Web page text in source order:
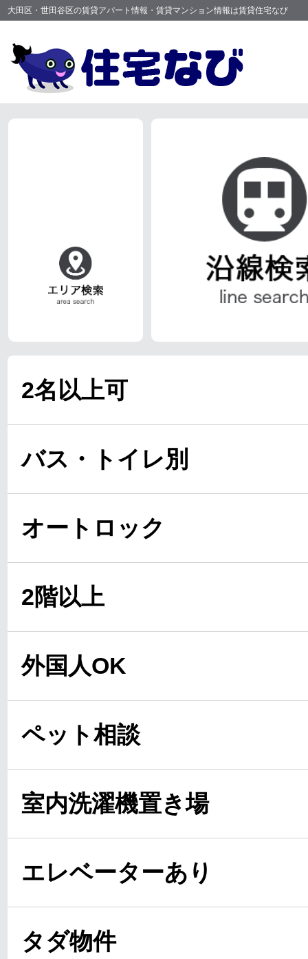
大田区・世田谷区の賃貸アパート情報・賃貸マンション情報は賃貸住宅なび
2名以上可
バス・トイレ別
オートロック
2階以上
外国人OK
ペット相談
室内洗濯機置き場
エレベーターあり
タダ物件